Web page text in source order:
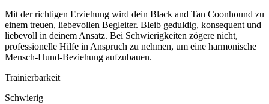
Mit der richtigen Erziehung wird dein Black and Tan Coonhound zu
einem treuen, liebevollen Begleiter. Bleib geduldig, konsequent und
liebevoll in deinem Ansatz. Bei Schwierigkeiten zögere nicht,
professionelle Hilfe in Anspruch zu nehmen, um eine harmonische
Mensch-Hund-Beziehung aufzubauen.
Trainierbarkeit
Schwierig